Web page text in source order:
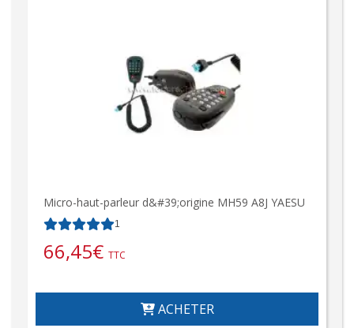
Micro-haut-parleur d&#39;origine MH59 A8J YAESU
1
66,45€ TTC
ACHETER